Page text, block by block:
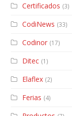
Certificados (3)
CodiNews (33)
Codinor (17)
Ditec (1)
Elaflex (2)
Ferias (4)